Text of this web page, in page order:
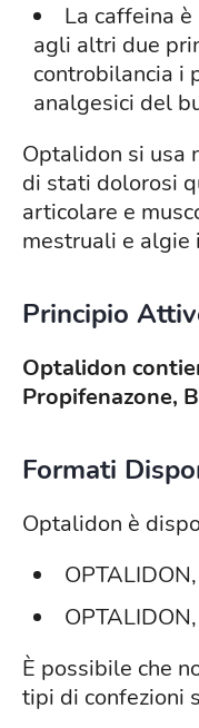
La caffeina
agli altri due
controbilancia i
analgesici del
Optalidon si usa
di stati dolorosi
articolare e
mestruali e algie
Principio
Optalidon
Propifenazone,
Formati
Optalidon è
È possibile che
tipi di confezioni